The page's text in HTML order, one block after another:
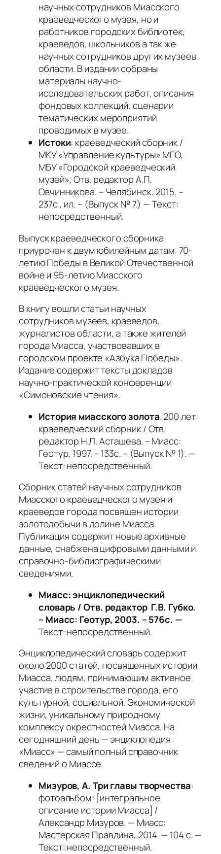
научных сотрудников Миасского
краеведческого музея, но и
работников городских библиотек,
краеведов, школьников а так же
научных сотрудников других музеев
области. В издании собраны
материалы научно-
исследовательских работ, описания
фондовых коллекций, сценарии
тематических мероприятий
проводимых в музее.
Истоки: краеведческий сборник /
МКУ «Управление культуры» МГО,
МБУ «Городской краеведческий
музей»; Отв. редактор А.П.
Овчинникова. – Челябинск, 2015. –
237с., ил. – (Выпуск № 7.) — Текст:
непосредственный.
Выпуск краеведческого сборника
приурочен к двум юбилейным датам: 70-
летию Победы в Великой Отечественной
войне и 95-летию Миасского
краеведческого музея.
В книгу вошли статьи научных
сотрудников музеев, краеведов,
журналистов области, а также жителей
города Миасса, участвовавших в
городском проекте «Азбука Победы».
Издание содержит тексты докладов
научно-практической конференции
«Симоновские чтения».
История миасского золота. 200 лет:
краеведческий сборник / Отв.
редактор Н.Л. Асташева. – Миасс:
Геотур, 1997. – 133с. – (Выпуск № 1). —
Текст: непосредственный.
Сборник статей научных сотрудников
Миасского краеведческого музея и
краеведов города посвящен истории
золотодобычи в долине Миасса.
Публикация содержит новые архивные
данные, снабжена цифровыми данными и
справочно-библиографическими
сведениями.
Миасс: энциклопедический
словарь / Отв. редактор Г.В. Губко.
– Миасс: Геотур, 2003. – 576с. —
Текст: непосредственный.
Энциклопедический словарь содержит
около 2000 статей, посвященных истории
Миасса, людям, принимающим активное
участие в строительстве города, его
культурной, социальной. Экономической
жизни, уникальному природному
комплексу окрестностей Миасса. На
сегодняшний день — энциклопедия
«Миасс» — самый полный справочник
сведений о Миассе.
Мизуров, А. Три главы творчества:
фотоальбом: [интегральное
описание истории Миасса] /
Александр Мизуров. — Миасс:
Мастерская Правдина, 2014. — 104 с. —
Текст: непосредственный.